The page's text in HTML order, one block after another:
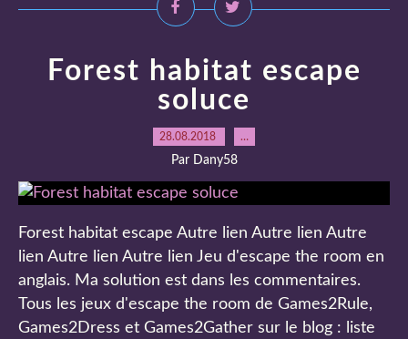
Forest habitat escape
soluce
28.08.2018 …
Par Dany58
Forest habitat escape Autre lien Autre lien Autre
lien Autre lien Autre lien Jeu d'escape the room en
anglais. Ma solution est dans les commentaires.
Tous les jeux d'escape the room de Games2Rule,
Games2Dress et Games2Gather sur le blog : liste